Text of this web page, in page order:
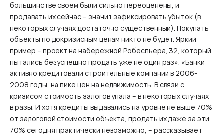
большинстве своем были сильно переоценены, и
продавать их сейчас – значит зафиксировать убыток (в
некоторых случаях достаточно существенный). Покупать
объекты по докризисным ценам никто не будет. Яркий
пример – проект на набережной Робеспьера, 32, который
пытались безуспешно продать уже не один раз». «Банки
активно кредитовали строительные компании в 2006-
2008 годы, на пике цен на недвижимость. В связи с
кризисом стоимость залогов упала – в некоторых случаях
в разы. И хотя кредиты выдавались на уровне не выше 70%
от залоговой стоимости объекта, продать их даже за эти
70% сегодня практически невозможно, – рассказывает